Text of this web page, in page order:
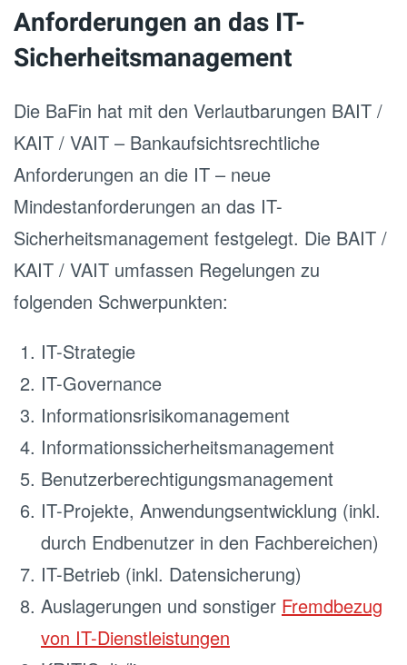
Anforderungen an das IT-
Sicherheitsmanagement
Die BaFin hat mit den Verlautbarungen BAIT /
KAIT / VAIT – Bankaufsichtsrechtliche
Anforderungen an die IT – neue
Mindestanforderungen an das IT-
Sicherheitsmanagement festgelegt. Die BAIT /
KAIT / VAIT umfassen Regelungen zu
folgenden Schwerpunkten:
IT-Strategie
IT-Governance
Informationsrisikomanagement
Informationssicherheitsmanagement
Benutzerberechtigungsmanagement
IT-Projekte, Anwendungsentwicklung (inkl.
durch Endbenutzer in den Fachbereichen)
IT-Betrieb (inkl. Datensicherung)
Auslagerungen und sonstiger Fremdbezug
von IT-Dienstleistungen